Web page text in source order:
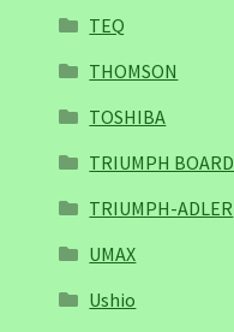
TEQ
THOMSON
TOSHIBA
TRIUMPH BOARD
TRIUMPH-ADLER
UMAX
Ushio